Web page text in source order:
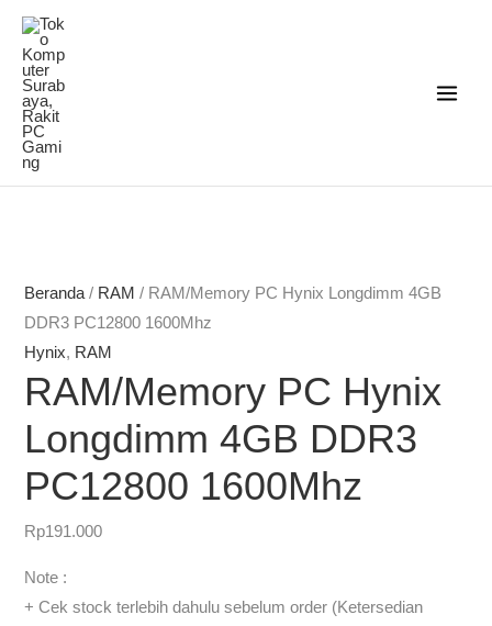
Lewati
konten
Beranda / RAM / RAM/Memory PC Hynix Longdimm 4GB
DDR3 PC12800 1600Mhz
Hynix, RAM
RAM/Memory PC Hynix
Longdimm 4GB DDR3
PC12800 1600Mhz
Rp191.000
Note :
+ Cek stock terlebih dahulu sebelum order (Ketersedian